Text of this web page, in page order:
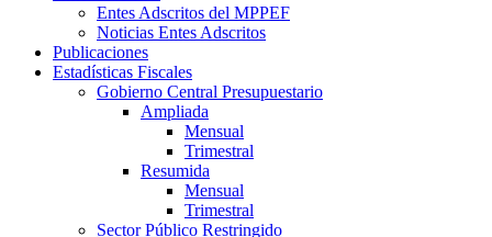
Entes Adscritos del MPPEF
Noticias Entes Adscritos
Publicaciones
Estadísticas Fiscales
Gobierno Central Presupuestario
Ampliada
Mensual
Trimestral
Resumida
Mensual
Trimestral
Sector Público Restringido